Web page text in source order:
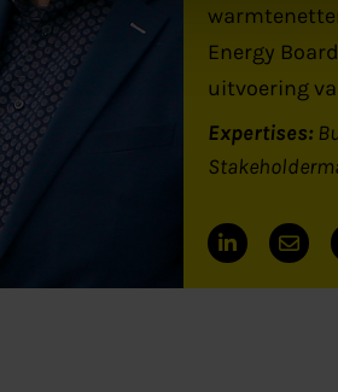
Energy
uitvoering
Expertises: